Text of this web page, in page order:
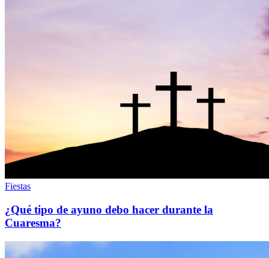
Fiestas
¿Qué tipo de ayuno debo hacer durante la
Cuaresma?